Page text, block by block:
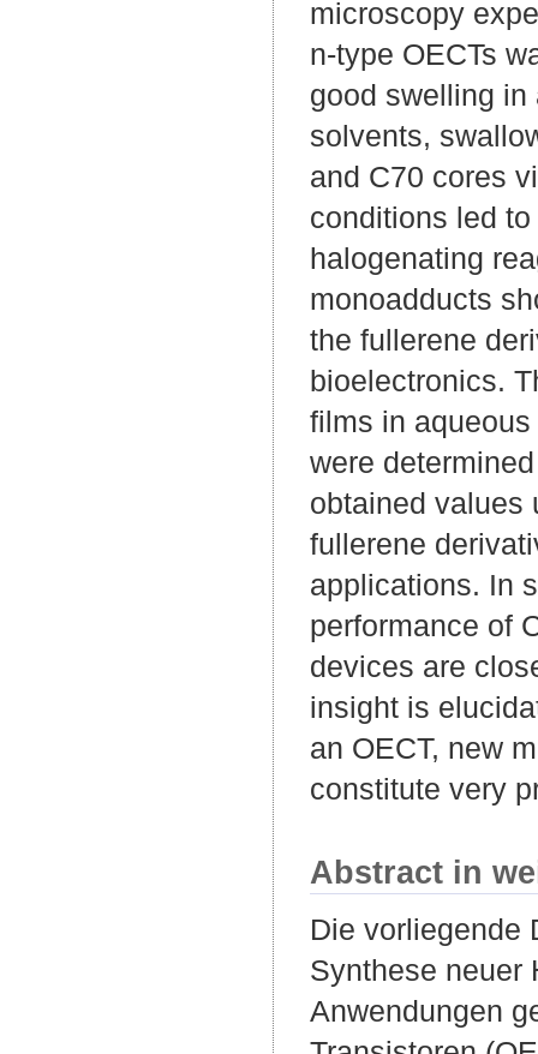
microscopy
n-type OECTs
good swelling
solvents,
and C70 cores
conditions led
halogenating
monoadducts
the fullerene
bioelectronics.
films in
were
obtained values
fullerene
applications. In
performance of
devices are
insight is
an OECT, new
constitute very
Abstract in
Die vorliegende
Synthese neuer
Anwendungen